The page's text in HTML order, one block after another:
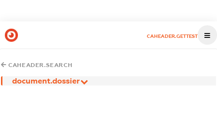
CAHEADER.GETTEST
CAHEADER.SEARCH
document.dossier